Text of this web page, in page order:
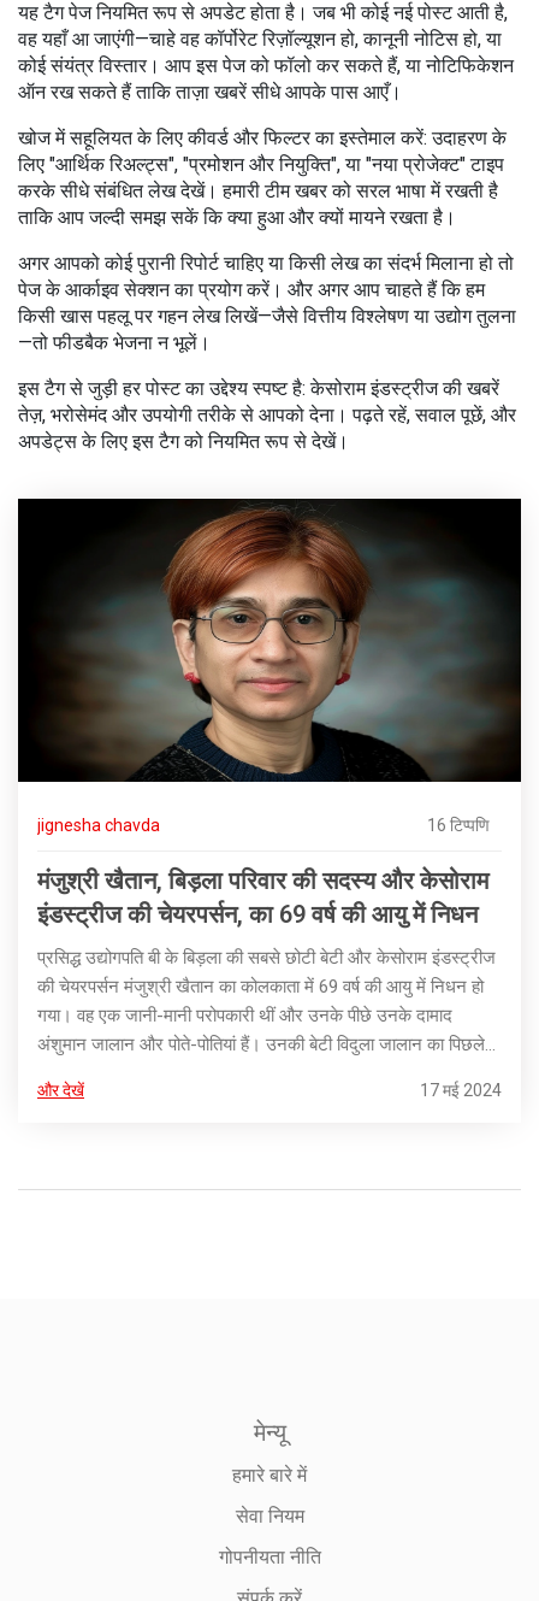
यह टैग पेज नियमित रूप से अपडेट होता है। जब भी कोई नई पोस्ट आती है,
वह यहाँ आ जाएंगी—चाहे वह कॉर्पोरेट रिज़ॉल्यूशन हो, कानूनी नोटिस हो, या
कोई संयंत्र विस्तार। आप इस पेज को फॉलो कर सकते हैं, या नोटिफिकेशन
ऑन रख सकते हैं ताकि ताज़ा खबरें सीधे आपके पास आएँ।
खोज में सहूलियत के लिए कीवर्ड और फिल्टर का इस्तेमाल करें: उदाहरण के
लिए "आर्थिक रिअल्ट्स", "प्रमोशन और नियुक्ति", या "नया प्रोजेक्ट" टाइप
करके सीधे संबंधित लेख देखें। हमारी टीम खबर को सरल भाषा में रखती है
ताकि आप जल्दी समझ सकें कि क्या हुआ और क्यों मायने रखता है।
अगर आपको कोई पुरानी रिपोर्ट चाहिए या किसी लेख का संदर्भ मिलाना हो तो
पेज के आर्काइव सेक्शन का प्रयोग करें। और अगर आप चाहते हैं कि हम
किसी खास पहलू पर गहन लेख लिखें—जैसे वित्तीय विश्लेषण या उद्योग तुलना
—तो फीडबैक भेजना न भूलें।
इस टैग से जुड़ी हर पोस्ट का उद्देश्य स्पष्ट है: केसोराम इंडस्ट्रीज की खबरें
तेज़, भरोसेमंद और उपयोगी तरीके से आपको देना। पढ़ते रहें, सवाल पूछें, और
अपडेट्स के लिए इस टैग को नियमित रूप से देखें।
jignesha chavda 16 टिप्पणि
मंजुश्री खैतान, बिड़ला परिवार की सदस्य और केसोराम
इंडस्ट्रीज की चेयरपर्सन, का 69 वर्ष की आयु में निधन
प्रसिद्ध उद्योगपति बी के बिड़ला की सबसे छोटी बेटी और केसोराम इंडस्ट्रीज
की चेयरपर्सन मंजुश्री खैतान का कोलकाता में 69 वर्ष की आयु में निधन हो
गया। वह एक जानी-मानी परोपकारी थीं और उनके पीछे उनके दामाद
अंशुमान जालान और पोते-पोतियां हैं। उनकी बेटी विदुला जालान का पिछले
और देखें 17 मई 2024
मेन्यू
हमारे बारे में
सेवा नियम
गोपनीयता नीति